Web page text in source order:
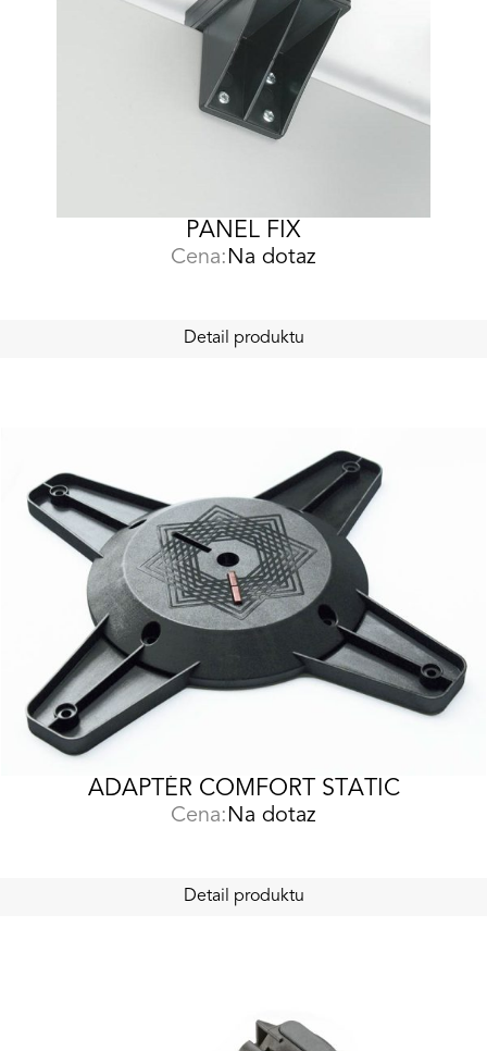
PANEL FIX
Cena: Na dotaz
Detail produktu
ADAPTÉR COMFORT STATIC
Cena: Na dotaz
Detail produktu